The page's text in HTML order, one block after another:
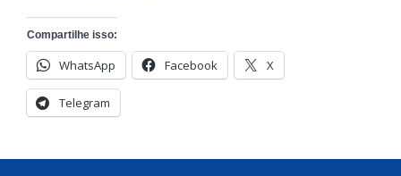
Compartilhe isso:
WhatsApp Facebook X
Telegram